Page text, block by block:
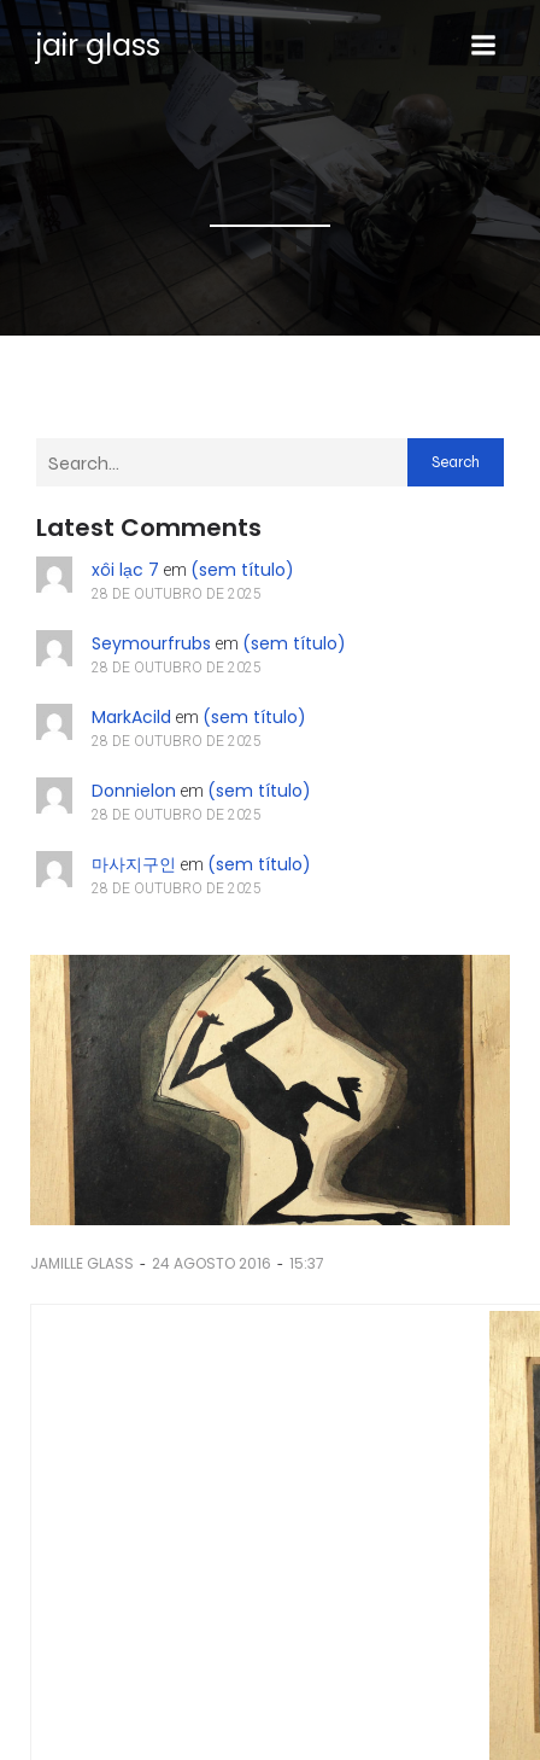
jair glass
Search
Latest Comments
xôi lạc 7 em (sem título)
28 DE OUTUBRO DE 2025
Seymourfrubs em (sem título)
28 DE OUTUBRO DE 2025
MarkAcild em (sem título)
28 DE OUTUBRO DE 2025
Donnielon em (sem título)
28 DE OUTUBRO DE 2025
마사지구인 em (sem título)
28 DE OUTUBRO DE 2025
JAMILLE GLASS - 24 AGOSTO 2016 - 15:37